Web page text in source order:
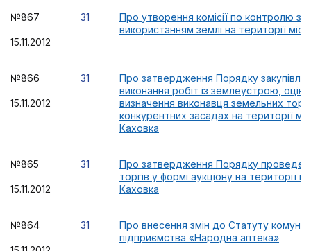
№867
15.11.2012
31
Про утворення комісії по контролю за
використанням землі на території
№866
15.11.2012
31
Про затвердження Порядку закупівлі
виконання робіт із землеустрою,
визначення виконавця земельних
конкурентних засадах на території
Каховка
№865
15.11.2012
31
Про затвердження Порядку
торгів у формі аукціону на території
Каховка
№864 31
Про внесення змін до Статуту
підприємства «Народна аптека»